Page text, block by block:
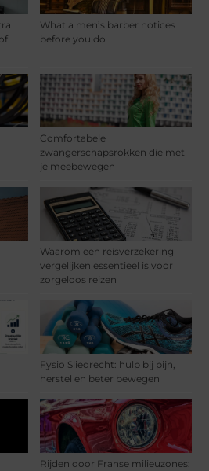
What a men’s barber notices
before you do
Comfortabele
zwangerschapsrokken die met
je meebewegen
Waarom een reisverzekering
vergelijken essentieel is voor
zorgeloos reizen
Fysio Sliedrecht: hulp bij pijn,
herstel en beter bewegen
Rijden door Franse milieuzones: